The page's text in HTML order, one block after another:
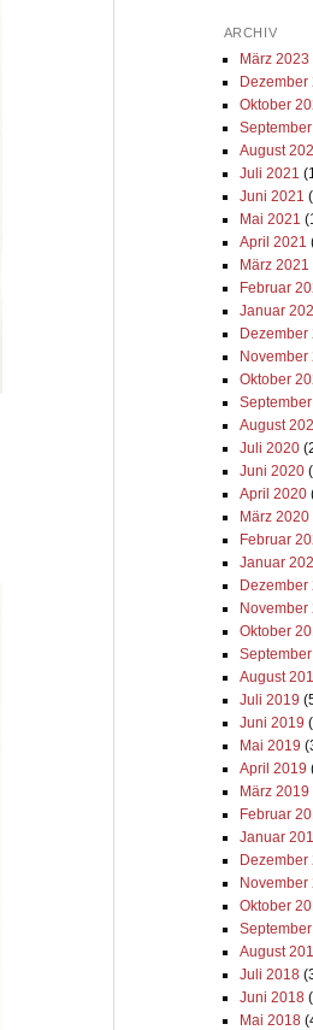
ARCHIV
März 2023
Dezember
Oktober
September
August
Juli 2021
Juni 2021
Mai 2021
April 2021
März 2021
Februar
Januar
Dezember
November
Oktober
August
Juli 2020
Juni 2020
April 2020
März 2020
Februar
Januar
Dezember
November
Oktober
August
Juli 2019
Juni 2019
Mai 2019
April 2019
März 2019
Februar
Januar
Dezember
November
Oktober
August
Juli 2018
Juni 2018
Mai 2018